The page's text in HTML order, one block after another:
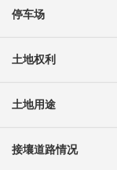
停车场
土地权利
土地用途
接壤道路情况